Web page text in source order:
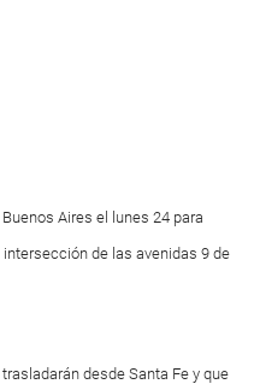
Aires el lunes 24 para
intersección de las avenidas 9 de
desde Santa Fe y que